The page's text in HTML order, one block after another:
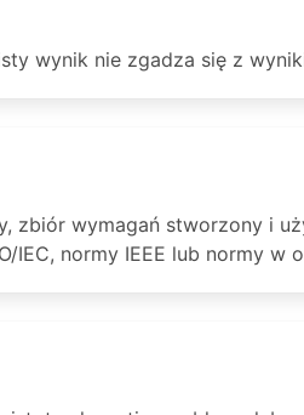
wynik nie zgadza się z
zbiór wymagań stworzony i
IEC, normy IEEE lub normy w